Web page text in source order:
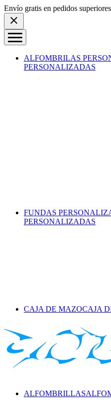
Skip to content
Envío gratis en pedidos
ALFOMBRILAS
PERSONALIZADAS
FUNDAS
PERSONALIZADAS
CAJA DE MAZOCAJA
ALFOMBRILLAS